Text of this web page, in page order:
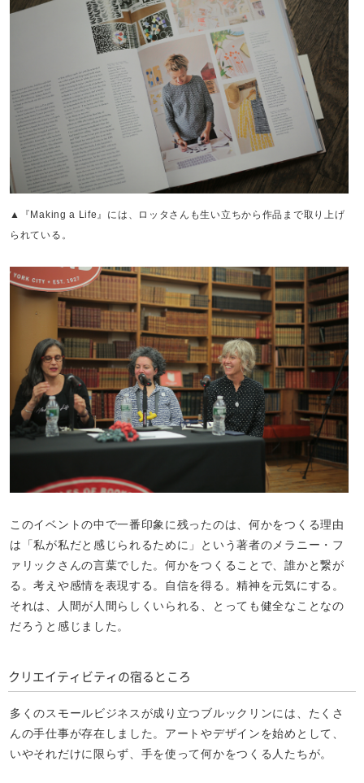
▲『Making a Life』には、ロッタさんも生い立ちから作品まで取り上げ
られている。
このイベントの中で一番印象に残ったのは、何かをつくる理由
は「私が私だと感じられるために」という著者のメラニー・フ
ァリックさんの言葉でした。何かをつくることで、誰かと繋が
る。考えや感情を表現する。自信を得る。精神を元気にする。
それは、人間が人間らしくいられる、とっても健全なことなの
だろうと感じました。
クリエイティビティの宿るところ
多くのスモールビジネスが成り立つブルックリンには、たくさ
んの手仕事が存在しました。アートやデザインを始めとして、
いやそれだけに限らず、手を使って何かをつくる人たちが。